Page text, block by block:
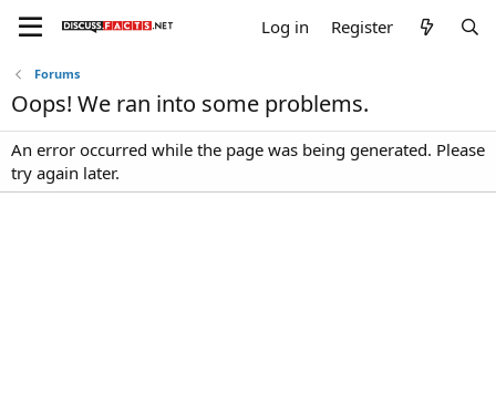
Log in Register
Forums
Oops! We ran into some problems.
An error occurred while the page was being generated. Please
try again later.